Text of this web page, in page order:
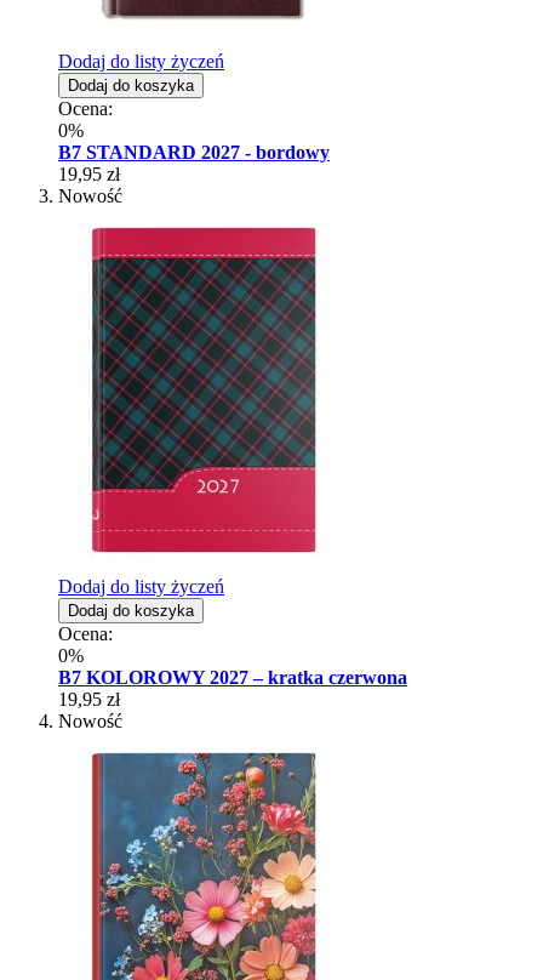
Dodaj do listy życzeń
Dodaj do koszyka
Ocena:
0%
B7 STANDARD 2027 - bordowy
19,95 zł
Nowość
Dodaj do listy życzeń
Dodaj do koszyka
Ocena:
0%
B7 KOLOROWY 2027 – kratka czerwona
19,95 zł
Nowość